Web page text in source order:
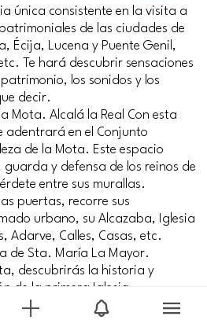
única consistente en la visita a
de las ciudades de
Écija, Lucena y Puente Genil,
Te hará descubrir sensaciones
los sonidos y los
decir.
Mota. Alcalá la Real Con esta
adentrará en el Conjunto
de la Mota. Este espacio
y defensa de los reinos de
entre sus murallas.
puertas, recorre sus
urbano, su Alcazaba, Iglesia
Adarve, Calles, Casas, etc.
de Sta. María La Mayor.
descubrirás la historia y
de la primera Iglesia
en Andalucía, que fuera sede de
que dio lugar a la Escuela